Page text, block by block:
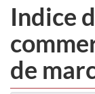
Indice
de